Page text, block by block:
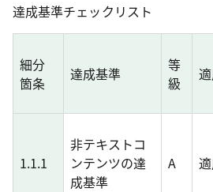
達成基準チェックリスト
細分
箇条
達成基準
等
級
1.1.1
非テキストコ
ンテンツの達
成基準
A